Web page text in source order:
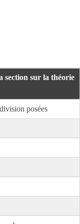
section sur la théorie
posées